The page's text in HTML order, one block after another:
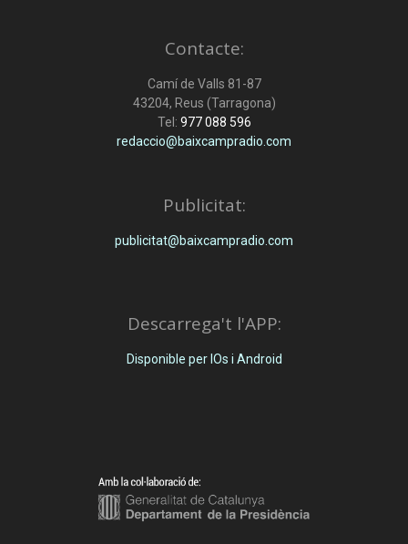
Contacte:
Camí de Valls 81-87
43204, Reus (Tarragona)
Tel: 977 088 596
redaccio@baixcampradio.com
Publicitat:
publicitat@baixcampradio.com
Descarrega't l'APP:
Disponible per IOs i Android